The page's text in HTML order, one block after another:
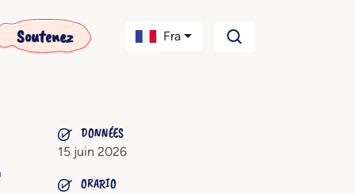
Soutenez Fra
DONNÉES
15 juin 2026
ORARIO